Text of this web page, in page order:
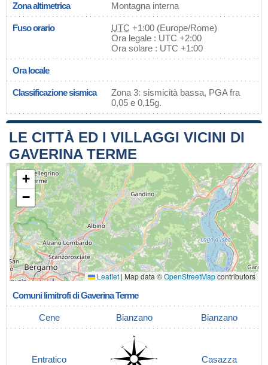
Zona altimetrica Montagna interna
Fuso orario UTC +1:00 (Europe/Rome)
Ora legale : UTC +2:00
Ora solare : UTC +1:00
Ora locale
Classificazione sismica
Zona 3: sismicità bassa, PGA fra
0,05 e 0,15g.
LE CITTÀ ED I VILLAGGI VICINI DI
GAVERINA TERME
+
−
Leaflet | Map data ©OpenStreetMapcontributors
Comuni limitrofi di Gaverina Terme
Cene Bianzano Bianzano
Entratico Casazza